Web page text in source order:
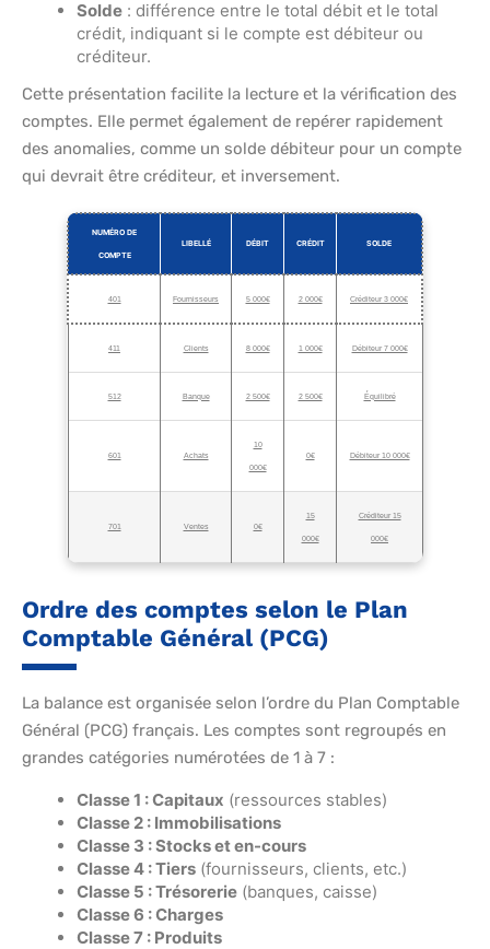
Solde : différence entre le total débit et le total
crédit, indiquant si le compte est débiteur ou
créditeur.
Cette présentation facilite la lecture et la vérification des
comptes. Elle permet également de repérer rapidement
des anomalies, comme un solde débiteur pour un compte
qui devrait être créditeur, et inversement.
NUMÉRO DE
COMPTE
LIBELLÉ DÉBIT CRÉDIT SOLDE
401 Fournisseurs 5 000€ 2 000€ Créditeur 3 000€
411 Clients 8 000€ 1 000€ Débiteur 7 000€
512 Banque 2 500€ 2 500€ Équilibré
601 Achats
10
000€
0€ Débiteur 10 000€
701 Ventes 0€
15
000€
Créditeur 15
000€
Ordre des comptes selon le Plan
Comptable Général (PCG)
La balance est organisée selon l’ordre du Plan Comptable
Général (PCG) français. Les comptes sont regroupés en
grandes catégories numérotées de 1 à 7 :
Classe 1 : Capitaux (ressources stables)
Classe 2 : Immobilisations
Classe 3 : Stocks et en-cours
Classe 4 : Tiers (fournisseurs, clients, etc.)
Classe 5 : Trésorerie (banques, caisse)
Classe 6 : Charges
Classe 7 : Produits